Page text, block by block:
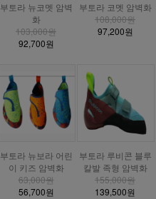
부토라 뉴코멧 암벽
화
103,000원
92,700원
부토라 코멧 암벽화
108,000원
97,200원
부토라 뉴보라 어린
이 키즈 암벽화
63,000원
56,700원
부토라 루비콘 블루
칼발 족형 암벽화
155,000원
139,500원